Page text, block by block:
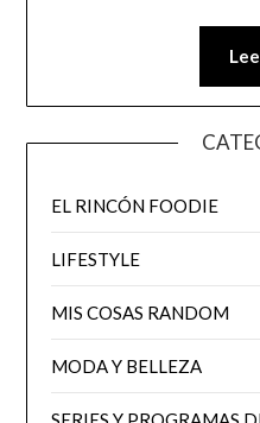
EL RINCÓN FOODIE
LIFESTYLE
MIS COSAS RANDOM
MODA Y BELLEZA